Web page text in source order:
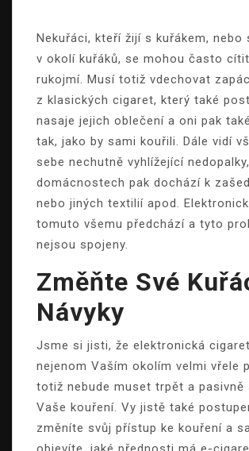
Nekuřáci, kteří žijí s kuřákem, nebo
v okolí kuřáků, se mohou často
rukojmí. Musí totiž vdechovat
z klasických cigaret, který také
nasaje jejich oblečení a oni pak
tak, jako by sami kouřili. Dále vidí
sebe nechutně vyhlížející
domácnostech pak dochází k
nebo jiných textilií apod.
tomuto všemu předchází a tyto
nejsou spojeny.
Změňte Své
Návyky
Jsme si jisti, že elektronická
nejenom Vaším okolím velmi vřele
totiž nebude muset trpět a pasivně
Vaše kouření. Vy jistě také
změníte svůj přístup ke kouření a